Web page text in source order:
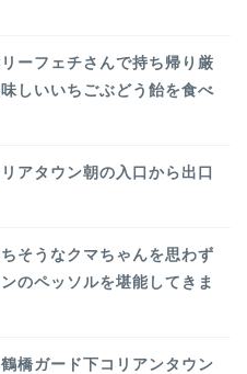
ーフェチさんで持ち帰り厳
しいいちごぶどう飴を食べ
アタウン朝の入口から出口
そうなクマちゃんを思わず
のペッソルを堪能してきま
橋ガード下コリアンタウン